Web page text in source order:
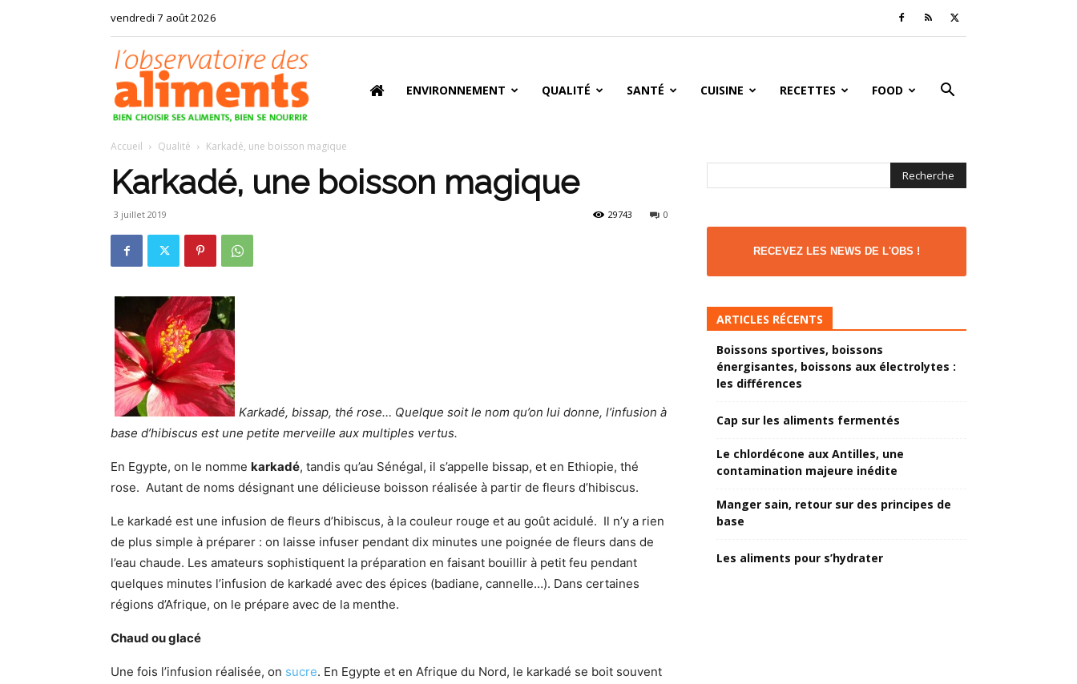
vendredi 7 août 2026
ENVIRONNEMENT QUALITÉ SANTÉ CUISINE RECETTES FOOD
Accueil Qualité Karkadé, une boisson magique
Karkadé, une boisson magique
3 juillet 2019 0
29743
Karkadé, bissap, thé rose… Quelque soit le nom qu’on lui donne, l’infusion à
base d’hibiscus est une petite merveille aux multiples vertus.
En Egypte, on le nomme karkadé, tandis qu’au Sénégal, il s’appelle bissap, et en Ethiopie, thé
rose. Autant de noms désignant une délicieuse boisson réalisée à partir de fleurs d’hibiscus.
Le karkadé est une infusion de fleurs d’hibiscus, à la couleur rouge et au goût acidulé. Il n’y a rien
de plus simple à préparer : on laisse infuser pendant dix minutes une poignée de fleurs dans de
l’eau chaude. Les amateurs sophistiquent la préparation en faisant bouillir à petit feu pendant
quelques minutes l’infusion de karkadé avec des épices (badiane, cannelle…). Dans certaines
régions d’Afrique, on le prépare avec de la menthe.
Chaud ou glacé
Une fois l’infusion réalisée, on sucre. En Egypte et en Afrique du Nord, le karkadé se boit souvent
RECEVEZ LES NEWS DE L'OBS !
ARTICLES RÉCENTS
Boissons sportives, boissons
énergisantes, boissons aux électrolytes :
les différences
Cap sur les aliments fermentés
Le chlordécone aux Antilles, une
contamination majeure inédite
Manger sain, retour sur des principes de
base
Les aliments pour s’hydrater